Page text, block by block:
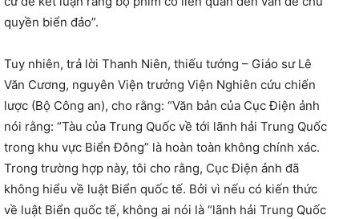
quyền biển đảo”.
Tuy nhiên, trả lời Thanh Niên, thiếu tướng – Giáo sư Lê
Văn Cương, nguyên Viện trưởng Viện Nghiên cứu chiến
lược (Bộ Công an), cho rằng: “Văn bản của Cục Điện ảnh
nói rằng: “Tàu của Trung Quốc về tới lãnh hải Trung Quốc
trong khu vực Biển Đông” là hoàn toàn không chính xác.
Trong trường hợp này, tôi cho rằng, Cục Điện ảnh đã
không hiểu về luật Biển quốc tế. Bởi vì nếu có kiến thức
về luật Biển quốc tế, không ai nói là “lãnh hải Trung Quốc